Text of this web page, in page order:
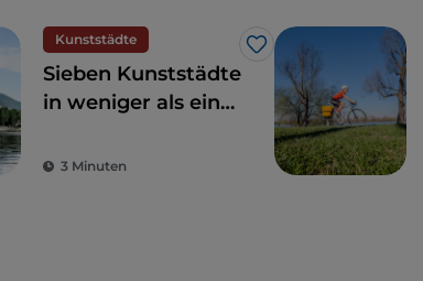
Kunststädte
Like
Sieben Kunststädte
in weniger als einer
von Mailand
3 Minuten